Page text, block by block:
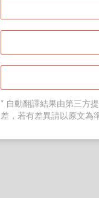
* 自動翻譯結果由第三方
差，若有差異請以原文為